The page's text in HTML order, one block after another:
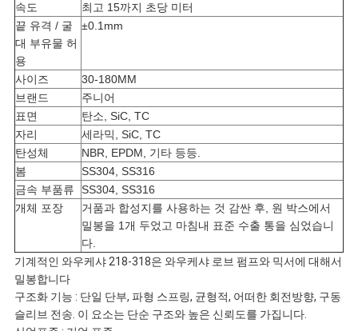
사
이
트
맵
PRIVACY
POLICY
속도
최고 15까지 초당 미터
끝 유격 / 굴
대 부유물 허
용
±0.1mm
사이즈
30-180MM
브랜드
주니어
표면
탄소, SiC, TC
자리
세라믹, SiC, TC
탄성체
NBR, EPDM, 기타 등등.
봄
SS304, SS316
금속 부품류
SS304, SS316
개체 포장
거품과 합성지를 사용하는 것 감싼 후, 원 박스에서
밀봉을 1개 두었고 마침내 표준 수출 통을 심었습니
다.
기계적인 와우케샤 218-318은 와우케샤 로브 펌프와 믹서에 대해서
밀봉합니다
구조화 기능 : 단일 단부, 파형 스프링, 균형적, 어떠한 회전방향, 구동
슬리브 전송. 이 요소는 단순 구조와 높은 신뢰도를 가집니다.